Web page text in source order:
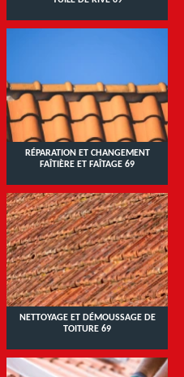
RÉPARATION ET CHANGEMENT
FAÎTIÈRE ET FAÎTAGE 69
NETTOYAGE ET DÉMOUSSAGE DE
TOITURE 69